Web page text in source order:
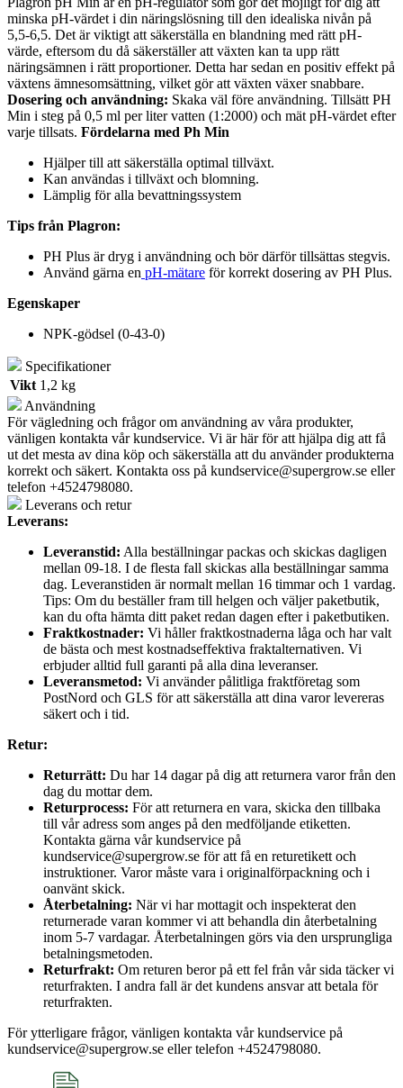
minska pH-värdet i din näringslösning till den idealiska nivån på
5,5-6,5. Det är viktigt att säkerställa en blandning med rätt pH-
värde, eftersom du då säkerställer att växten kan ta upp rätt
näringsämnen i rätt proportioner. Detta har sedan en positiv effekt på
växtens ämnesomsättning, vilket gör att växten växer snabbare.
Dosering och användning: Skaka väl före användning. Tillsätt PH
Min i steg på 0,5 ml per liter vatten (1:2000) och mät pH-värdet efter
varje tillsats. Fördelarna med Ph Min
Hjälper till att säkerställa optimal tillväxt.
Kan användas i tillväxt och blomning.
Lämplig för alla bevattningssystem
Tips från Plagron:
PH Plus är dryg i användning och bör därför tillsättas stegvis.
Använd gärna en pH-mätare för korrekt dosering av PH Plus.
Egenskaper
NPK-gödsel (0-43-0)
Specifikationer
Vikt 1,2 kg
Användning
För vägledning och frågor om användning av våra produkter,
vänligen kontakta vår kundservice. Vi är här för att hjälpa dig att få
ut det mesta av dina köp och säkerställa att du använder produkterna
korrekt och säkert. Kontakta oss på kundservice@supergrow.se eller
telefon +4524798080.
Leverans och retur
Leverans:
Leveranstid: Alla beställningar packas och skickas dagligen
mellan 09-18. I de flesta fall skickas alla beställningar samma
dag. Leveranstiden är normalt mellan 16 timmar och 1 vardag.
Tips: Om du beställer fram till helgen och väljer paketbutik,
kan du ofta hämta ditt paket redan dagen efter i paketbutiken.
Fraktkostnader: Vi håller fraktkostnaderna låga och har valt
de bästa och mest kostnadseffektiva fraktalternativen. Vi
erbjuder alltid full garanti på alla dina leveranser.
Leveransmetod: Vi använder pålitliga fraktföretag som
PostNord och GLS för att säkerställa att dina varor levereras
säkert och i tid.
Retur:
Returrätt: Du har 14 dagar på dig att returnera varor från den
dag du mottar dem.
Returprocess: För att returnera en vara, skicka den tillbaka
till vår adress som anges på den medföljande etiketten.
Kontakta gärna vår kundservice på
kundservice@supergrow.se för att få en returetikett och
instruktioner. Varor måste vara i originalförpackning och i
oanvänt skick.
Återbetalning: När vi har mottagit och inspekterat den
returnerade varan kommer vi att behandla din återbetalning
inom 5-7 vardagar. Återbetalningen görs via den ursprungliga
betalningsmetoden.
Returfrakt: Om returen beror på ett fel från vår sida täcker vi
returfrakten. I andra fall är det kundens ansvar att betala för
returfrakten.
För ytterligare frågor, vänligen kontakta vår kundservice på
kundservice@supergrow.se eller telefon +4524798080.